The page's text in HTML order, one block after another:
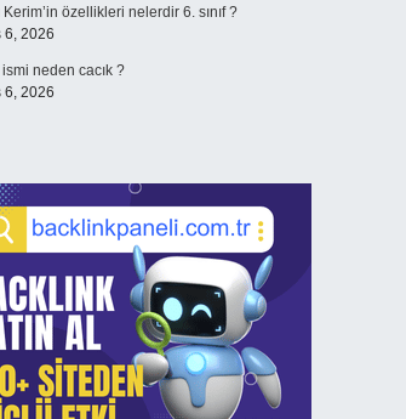
Kerim’in özellikleri nelerdir 6. sınıf ?
6, 2026
ismi neden cacık ?
6, 2026